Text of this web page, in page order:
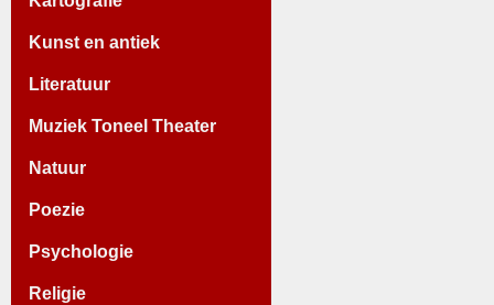
Kunst en antiek
Literatuur
Muziek Toneel Theater
Natuur
Poezie
Psychologie
Religie